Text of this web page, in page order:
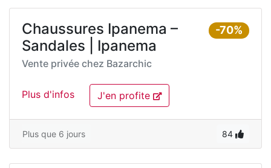
-70%
Chaussures Ipanema –
Sandales | Ipanema
Vente privée chez Bazarchic
Plus d'infos J'en profite
Plus que 6 jours 84